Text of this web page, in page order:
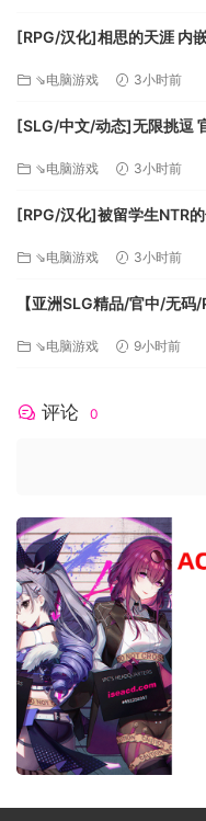
五颜六色的地图场景，让
技能树：刚开始在泰
吧！击败难缠的敌人，解
之巅。
[RPG/汉化]相思的天涯 内
⇘电脑游戏 3小时前
[SLG/中文/动态]无限挑逗
⇘电脑游戏 3小时前
[RPG/汉化]被留学生NTR
⇘电脑游戏 3小时前
【亚洲SLG精品/官中/无
⇘电脑游戏 9小时前
评论 0